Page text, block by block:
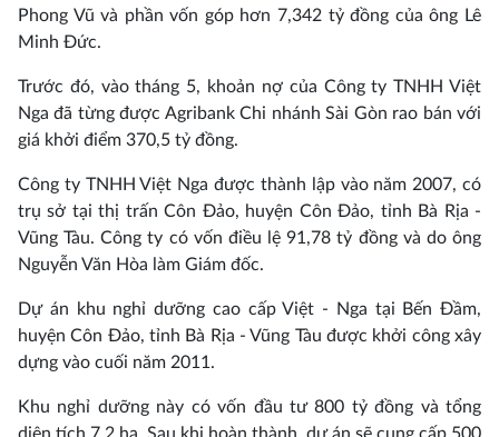
Phong Vũ và phần vốn góp hơn 7,342 tỷ đồng của ông Lê
Minh Đức.
Trước đó, vào tháng 5, khoản nợ của Công ty TNHH Việt
Nga đã từng được Agribank Chi nhánh Sài Gòn rao bán với
giá khởi điểm 370,5 tỷ đồng.
Công ty TNHH Việt Nga được thành lập vào năm 2007, có
trụ sở tại thị trấn Côn Đảo, huyện Côn Đảo, tỉnh Bà Rịa -
Vũng Tàu. Công ty có vốn điều lệ 91,78 tỷ đồng và do ông
Nguyễn Văn Hòa làm Giám đốc.
Dự án khu nghỉ dưỡng cao cấp Việt - Nga tại Bến Đầm,
huyện Côn Đảo, tỉnh Bà Rịa - Vũng Tàu được khởi công xây
dựng vào cuối năm 2011.
Khu nghỉ dưỡng này có vốn đầu tư 800 tỷ đồng và tổng
diện tích 7,2 ha. Sau khi hoàn thành, dự án sẽ cung cấp 500